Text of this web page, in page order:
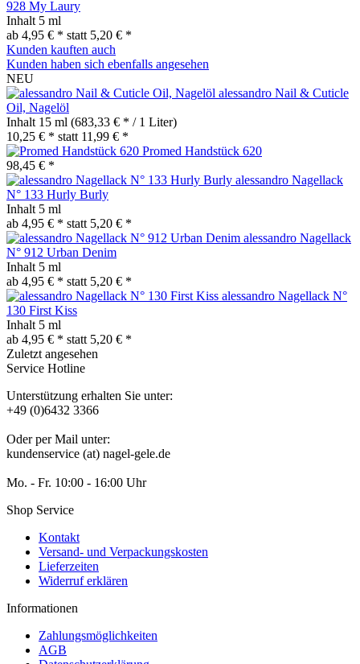
928 My Laury
Inhalt 5 ml
ab 4,95 € * statt 5,20 € *
Kunden kauften auch
Kunden haben sich ebenfalls angesehen
NEU
alessandro Nail & Cuticle
Oil, Nagelöl
Inhalt 15 ml (683,33 € * / 1 Liter)
10,25 € * statt 11,99 € *
Promed Handstück 620
98,45 € *
alessandro Nagellack
N° 133 Hurly Burly
Inhalt 5 ml
ab 4,95 € * statt 5,20 € *
alessandro Nagellack
N° 912 Urban Denim
Inhalt 5 ml
ab 4,95 € * statt 5,20 € *
alessandro Nagellack N°
130 First Kiss
Inhalt 5 ml
ab 4,95 € * statt 5,20 € *
Zuletzt angesehen
Service Hotline
Unterstützung erhalten Sie unter:
+49 (0)6432 3366
Oder per Mail unter:
kundenservice (at) nagel-gele.de
Mo. - Fr. 10:00 - 16:00 Uhr
Shop Service
Kontakt
Versand- und Verpackungskosten
Lieferzeiten
Widerruf erklären
Informationen
Zahlungsmöglichkeiten
AGB